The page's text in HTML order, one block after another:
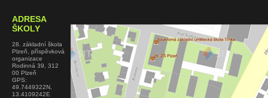
ADRESA
ŠKOLY
28. základní škola
Plzeň, příspěvková
organizace
Rodinná 39, 312
00 Plzeň
GPS:
49.7449322N,
13.4109242E